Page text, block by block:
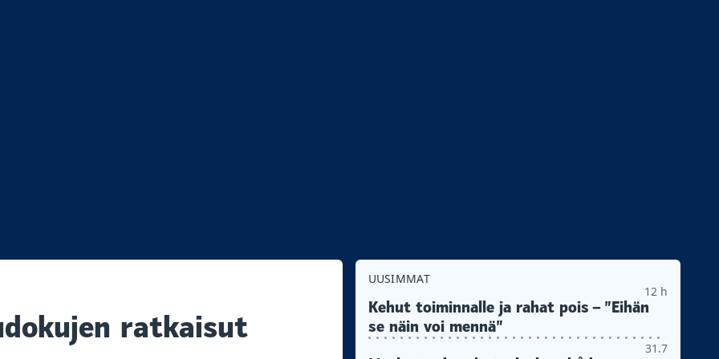
ratkaisut
UUSIMMAT
12 h
Kehut toiminnalle ja rahat pois – ”Eihän
se näin voi mennä”
31.7